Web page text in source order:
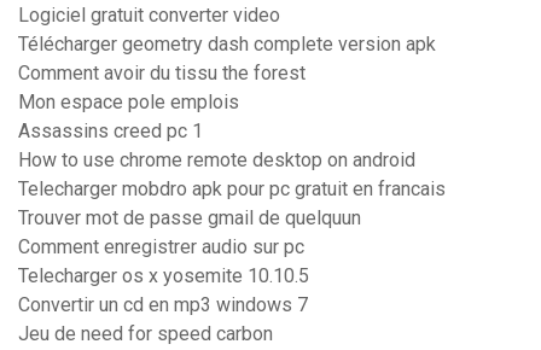
Logiciel gratuit converter video
Télécharger geometry dash complete version apk
Comment avoir du tissu the forest
Mon espace pole emplois
Assassins creed pc 1
How to use chrome remote desktop on android
Telecharger mobdro apk pour pc gratuit en francais
Trouver mot de passe gmail de quelquun
Comment enregistrer audio sur pc
Telecharger os x yosemite 10.10.5
Convertir un cd en mp3 windows 7
Jeu de need for speed carbon